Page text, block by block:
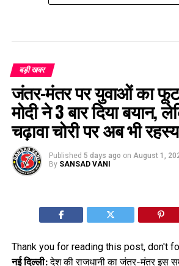
बड़ी खबर
जंतर-मंतर पर युवाओं का
मोदी ने 3 बार दिया बयान,
चढ़ावा चोरी पर अब भी
Published 5 days ago on August 1,
By SANSAD VANI
Thank you for reading this post, don't
नई दिल्ली:देश की राजधानी का जंतर-मंतर इस